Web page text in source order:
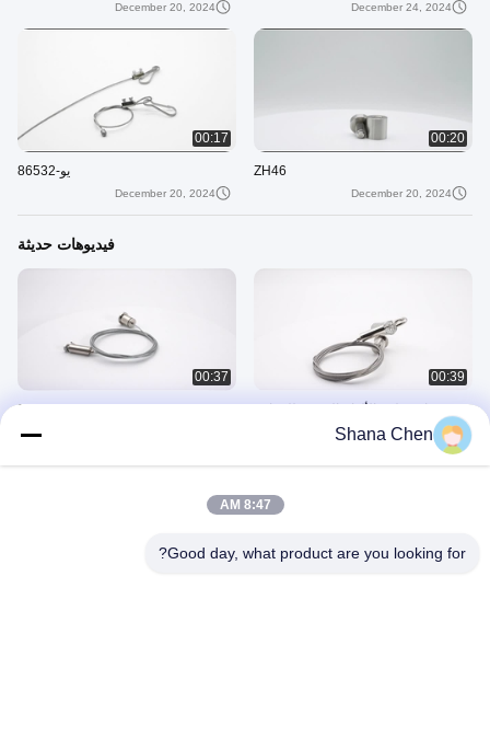
December 24, 2024
December 20, 2024
00:20
ZH46
December 20, 2024
00:17
يو-86532
December 20, 2024
فيديوهات حديثة
00:39
July 08, 2025
00:37
Shana Chen
8:47 AM
Good day, what product are you looking for?